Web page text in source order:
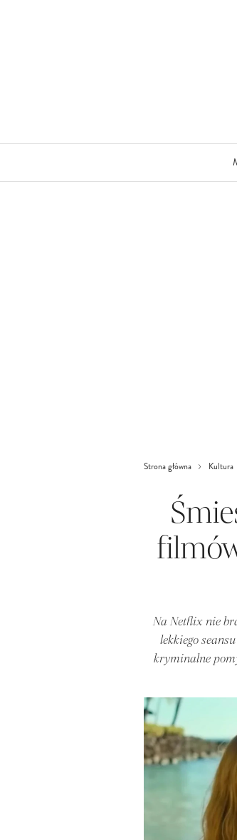
Strona główna Kultura
Na Netflix nie
lekkiego
kryminalne